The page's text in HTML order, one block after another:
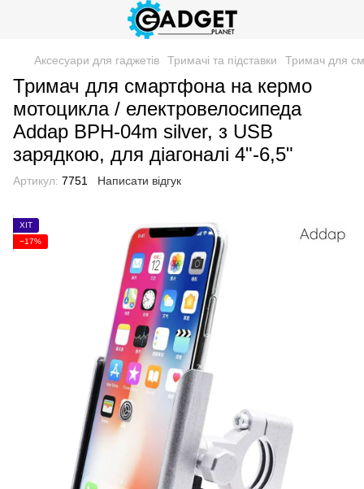
Аксесуари для гаджетів Тримачі та підставки Тримач для
Тримач для смартфона на кермо
мотоцикла / електровелосипеда
Addap BPH-04m silver, з USB
зарядкою, для діагоналі 4"-6,5"
Артикул: 7751 Написати відгук
ХІТ
−17%